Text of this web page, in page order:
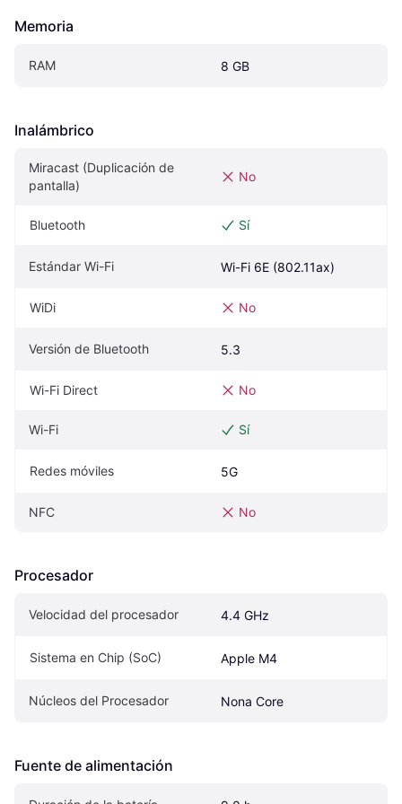
Memoria
RAM 8 GB
Inalámbrico
Miracast (Duplicación de
pantalla)
No
Bluetooth Sí
Estándar Wi-Fi Wi-Fi 6E (802.11ax)
WiDi No
Versión de Bluetooth 5.3
Wi-Fi Direct No
Wi-Fi Sí
Redes móviles 5G
NFC No
Procesador
Velocidad del procesador 4.4 GHz
Sistema en Chip (SoC) Apple M4
Núcleos del Procesador Nona Core
Fuente de alimentación